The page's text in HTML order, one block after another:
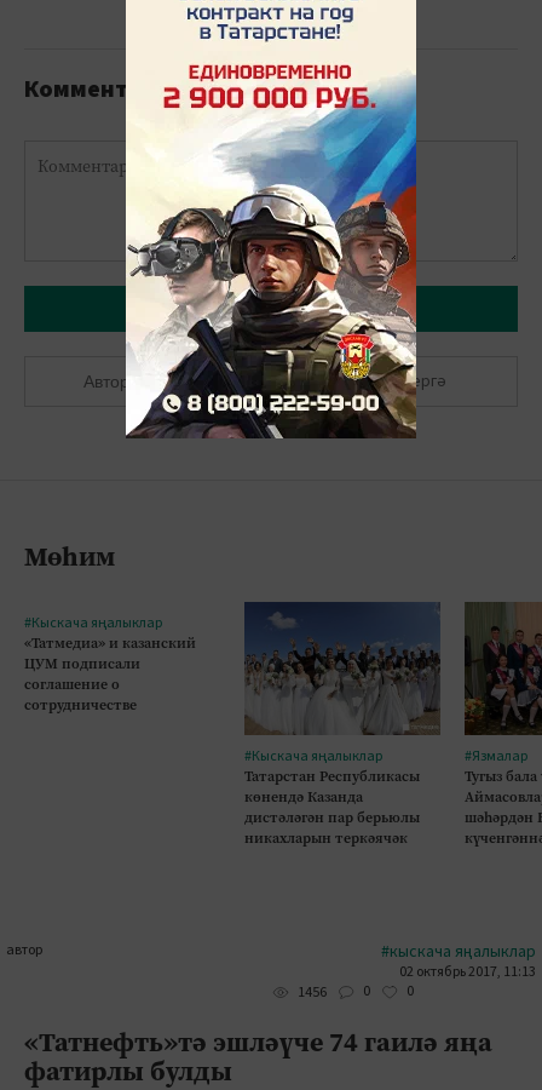
Комментарийлар
Язарга
Авторлашырга Теркәлергә
Мөһим
#Кыскача яңалыклар
«Татмедиа» и казанский
ЦУМ подписали
соглашение о
сотрудничестве
#Кыскача яңалыклар
Татарстан Республикасы
көнендә Казанда
дистәләгән пар берьюлы
никахларын теркәячәк
#Язмалар
Тугыз бала
шәһәрдән
автор #кыскача яңалыклар
02 октябрь 2017, 11:13
1456
0 0
«Татнефть»тә эшләүче 74 гаилә яңа
фатирлы булды